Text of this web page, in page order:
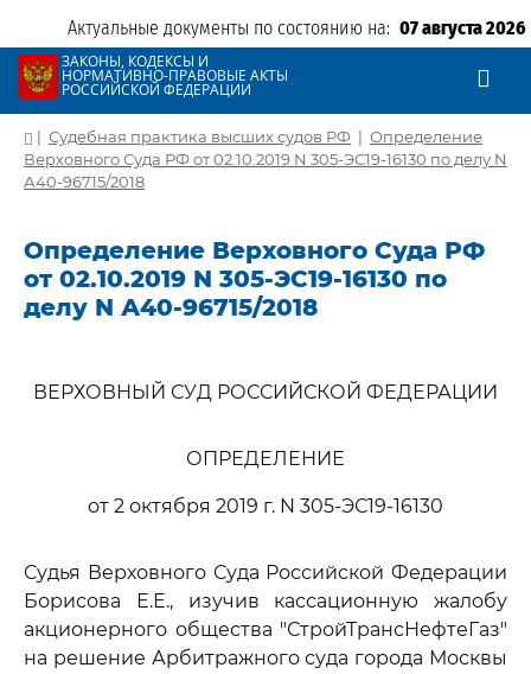
Актуальные документы по состоянию на: 07 августа 2026
ЗАКОНЫ, КОДЕКСЫ И
НОРМАТИВНО-ПРАВОВЫЕ АКТЫ
РОССИЙСКОЙ ФЕДЕРАЦИИ
| Судебная практика высших судов РФ | Определение
Верховного Суда РФ от 02.10.2019 N 305-ЭС19-16130 по делу N
А40-96715/2018
Определение Верховного Суда РФ
от 02.10.2019 N 305-ЭС19-16130 по
делу N А40-96715/2018
ВЕРХОВНЫЙ СУД РОССИЙСКОЙ ФЕДЕРАЦИИ
ОПРЕДЕЛЕНИЕ
от 2 октября 2019 г. N 305-ЭС19-16130
Судья Верховного Суда Российской Федерации
Борисова Е.Е., изучив кассационную жалобу
акционерного общества "СтройТрансНефтеГаз"
на решение Арбитражного суда города Москвы